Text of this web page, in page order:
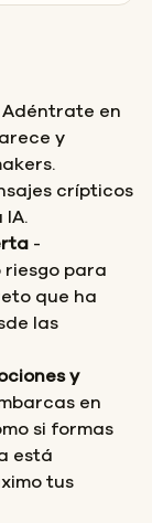
Adéntrate en
y
crípticos
IA.
-
riesgo para
que ha
las
y
en
si formas
está
tus